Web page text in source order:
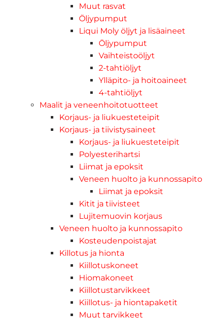
Muut rasvat
Öljypumput
Liqui Moly öljyt ja lisäaineet
Öljypumput
Vaihteistoöljyt
2-tahtiöljyt
Ylläpito- ja hoitoaineet
4-tahtiöljyt
Maalit ja veneenhoitotuotteet
Korjaus- ja liukuesteteipit
Korjaus- ja tiivistysaineet
Korjaus- ja liukuesteteipit
Polyesterihartsi
Liimat ja epoksit
Veneen huolto ja kunnossapito
Liimat ja epoksit
Kitit ja tiivisteet
Lujitemuovin korjaus
Veneen huolto ja kunnossapito
Kosteudenpoistajat
Killotus ja hionta
Kiillotuskoneet
Hiomakoneet
Kiillotustarvikkeet
Kiillotus- ja hiontapaketit
Muut tarvikkeet